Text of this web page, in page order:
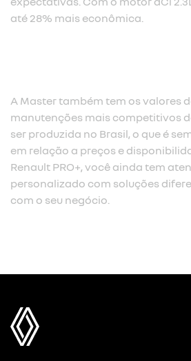
até 28% mais econômica.​
A Master também tem os valores
manutenções mais competitivos
ser produzida no Brasil, o que é
em relação a preços e
Renault PRO+, você ainda tem
personalizado com soluções
com o seu negócio.